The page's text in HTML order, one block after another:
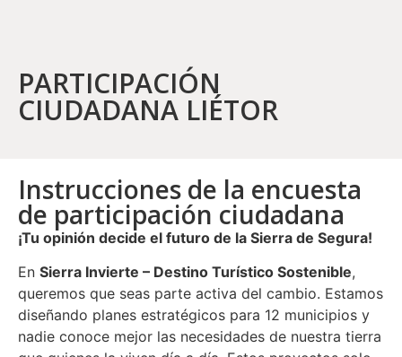
PARTICIPACIÓN
CIUDADANA LIÉTOR
Instrucciones de la encuesta
de participación ciudadana
¡Tu opinión decide el futuro de la Sierra de Segura!
En Sierra Invierte – Destino Turístico Sostenible,
queremos que seas parte activa del cambio. Estamos
diseñando planes estratégicos para 12 municipios y
nadie conoce mejor las necesidades de nuestra tierra